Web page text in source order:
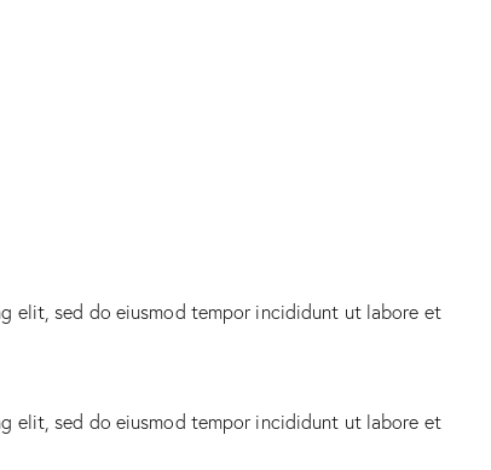
elit, sed do eiusmod tempor incididunt ut labore et
elit, sed do eiusmod tempor incididunt ut labore et